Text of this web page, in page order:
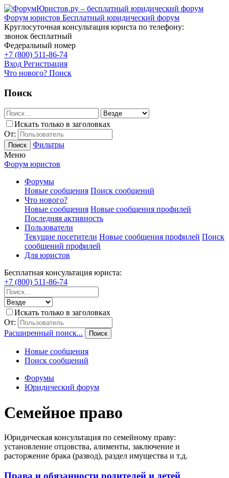
Форум юристов Бесплатный юридический форум
Круглосуточная консультация юриста по телефону:
звонок бесплатный
Федеральный номер
+7 (800) 511-86-74
Вход Регистрация
Что нового? Поиск
Поиск
Искать только в заголовках
От:
Поиск
Фильтры
Меню
Форум юристов
Форумы
Новые сообщения Поиск сообщений
Что нового?
Новые сообщения Новые сообщения профилей
Последняя активность
Пользователи
Текущие посетители Новые сообщения профилей Поиск
сообщений профилей
Для юристов
Бесплатная консультация юриста:
+7 (800) 511-86-74
Искать только в заголовках
От:
Расширенный поиск...
Поиск
Новые сообщения
Поиск сообщений
Форумы
Юридический форум
Семейное право
Юридическая консультация по семейному праву:
установление отцовства, алименты, заключение и
расторжение брака (развод), раздел имущества и т.д.
Права и обязанности родителей и детей